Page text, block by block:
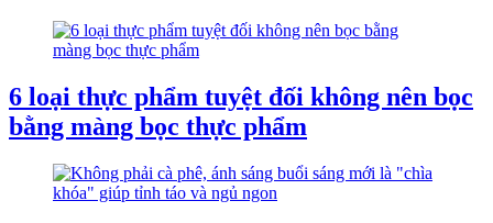
6 loại thực phẩm tuyệt đối không nên bọc
bằng màng bọc thực phẩm